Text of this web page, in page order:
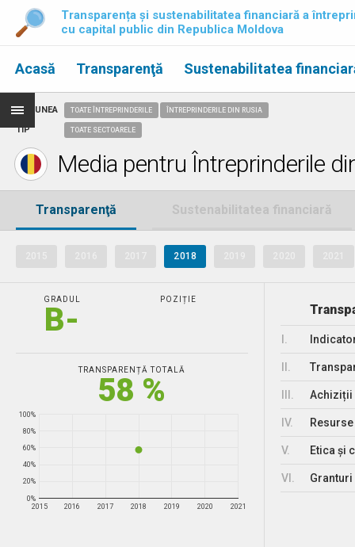
Transparența și sustenabilitatea financiară a
cu capital public din Republica Moldova
Acasă Transparenţă Sustenabilitatea
REGIUNEA
TIP
TOATE ÎNTREPRINDERILE ÎNTREPRINDERILE DIN RUSIA
TOATE SECTOARELE
Media pentru Întreprinderile
Transparenţă Sustenabilitatea financiară
2018
GRADUL
B-
POZIȚIE
TRANSPARENȚĂ TOTALĂ
58 %
2015 2016 2017 2018 2019 2020 2021
0%
20%
40%
60%
80%
100%
Achiziții
IV.
V. Etica și
VI.